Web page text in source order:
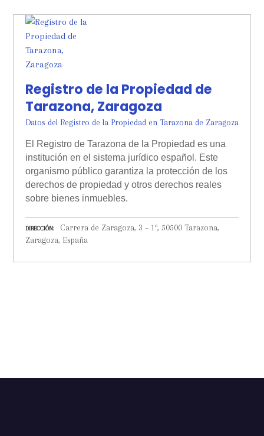
Registro de la Propiedad de
Tarazona, Zaragoza
Datos del Registro de la Propiedad en Tarazona de Zaragoza
El Registro de Tarazona de la Propiedad es una
institución en el sistema jurídico español. Este
organismo público garantiza la protección de los
derechos de propiedad y otros derechos reales
sobre bienes inmuebles.
DIRECCIÓN
Carrera de Zaragoza, 3 – 1º, 50500 Tarazona,
Zaragoza, España